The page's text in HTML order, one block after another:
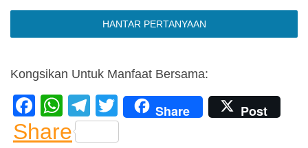
HANTAR PERTANYAAN
Kongsikan Untuk Manfaat Bersama:
F
a
W
h
T
el
T
wi
Share Post
Share